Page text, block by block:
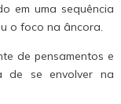
em uma sequência
o foco na âncora.
de pensamentos e
de se envolver na